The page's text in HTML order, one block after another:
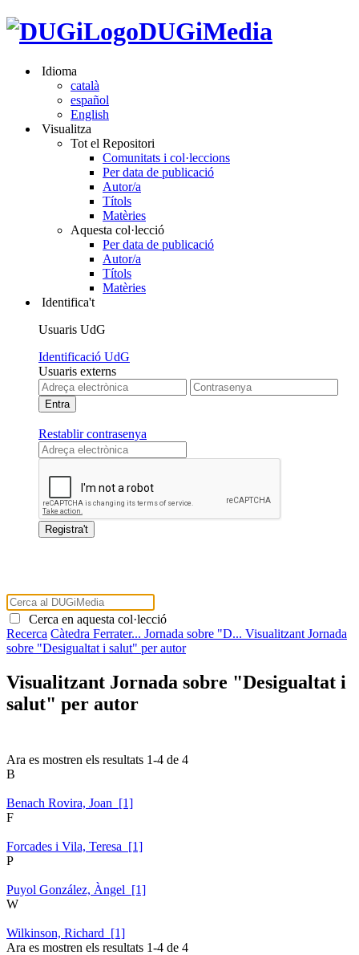
DUGiMedia
Idioma
català
español
English
Visualitza
Tot el Repositori
Comunitats i col·leccions
Per data de publicació
Autor/a
Títols
Matèries
Aquesta col·lecció
Per data de publicació
Autor/a
Títols
Matèries
Identifica't
Usuaris UdG
Identificació UdG
Usuaris externs
Restablir contrasenya
Cerca en aquesta col·lecció
Recerca Càtedra Ferrater... Jornada sobre "D... Visualitzant Jornada
sobre "Desigualtat i salut" per autor
Visualitzant Jornada sobre "Desigualtat i
salut" per autor
Ara es mostren els resultats 1-4 de 4
B
Benach Rovira, Joan [1]
F
Forcades i Vila, Teresa [1]
P
Puyol González, Àngel [1]
W
Wilkinson, Richard [1]
Ara es mostren els resultats 1-4 de 4